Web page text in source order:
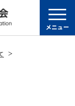
メニュー